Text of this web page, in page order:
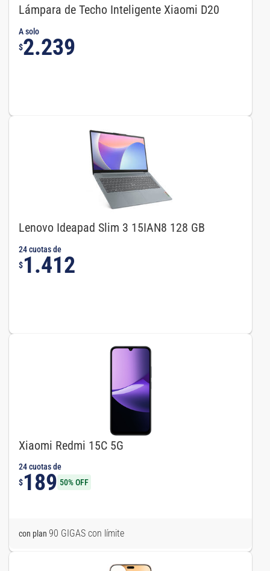
Lámpara de Techo Inteligente Xiaomi D20
A solo
$2.239
Lenovo Ideapad Slim 3 15IAN8 128 GB
24 cuotas de
$1.412
Xiaomi Redmi 15C 5G
24 cuotas de
$189 50% OFF
con plan 90 GIGAS con límite